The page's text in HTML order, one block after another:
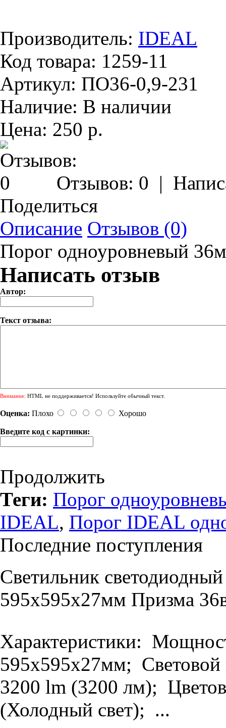
Производитель: IDEAL
Код товара: 1259-11
Артикул: ПО36-0,9-231
Наличие: В наличии
Цена: 250 р.
Отзывов: 0 |
Поделиться
Описание Отзывов (0)
Порог одноуровневый
Написать отзыв
Автор:
Текст отзыва:
Внимание: HTML не поддерживается! Используйте обычный текст.
Оценка: Плохо Хорошо
Введите код с картинки:
Продолжить
Теги: Порог
IDEAL, Порог IDEAL
Последние поступления
Светильник
595х595х27мм Призма
Характеристики:
595х595х27мм; Световой
3200 lm (3200 лм);
(Холодный свет); ...